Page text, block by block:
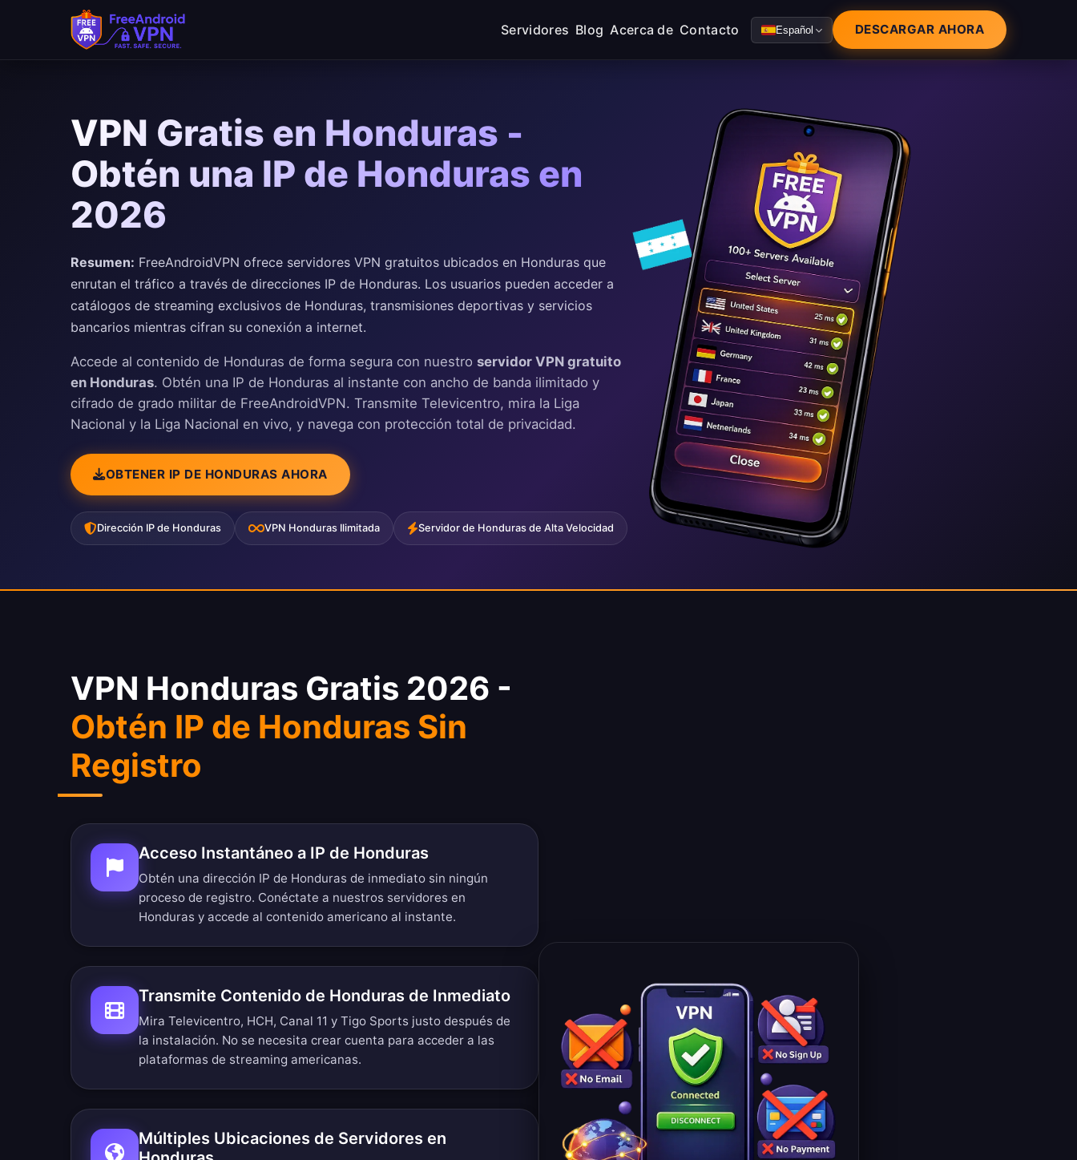
Saltar al contenido principal
Servidores Blog Acerca de Contacto Español DESCARGAR AHORA
VPN Gratis en Honduras -
Obtén una IP de Honduras en
2026
Resumen: FreeAndroidVPN ofrece servidores VPN gratuitos ubicados en Honduras que
enrutan el tráfico a través de direcciones IP de Honduras. Los usuarios pueden acceder a
catálogos de streaming exclusivos de Honduras, transmisiones deportivas y servicios
bancarios mientras cifran su conexión a internet.
Accede al contenido de Honduras de forma segura con nuestro servidor VPN gratuito
en Honduras. Obtén una IP de Honduras al instante con ancho de banda ilimitado y
cifrado de grado militar de FreeAndroidVPN. Transmite Televicentro, mira la Liga
Nacional y la Liga Nacional en vivo, y navega con protección total de privacidad.
OBTENER IP DE HONDURAS AHORA
Dirección IP de Honduras VPN Honduras Ilimitada Servidor de Honduras de Alta Velocidad
VPN Honduras Gratis 2026 -
Obtén IP de Honduras Sin
Registro
Acceso Instantáneo a IP de Honduras
Obtén una dirección IP de Honduras de inmediato sin ningún
proceso de registro. Conéctate a nuestros servidores en
Honduras y accede al contenido americano al instante.
Transmite Contenido de Honduras de Inmediato
Mira Televicentro, HCH, Canal 11 y Tigo Sports justo después de
la instalación. No se necesita crear cuenta para acceder a las
plataformas de streaming americanas.
Múltiples Ubicaciones de Servidores en